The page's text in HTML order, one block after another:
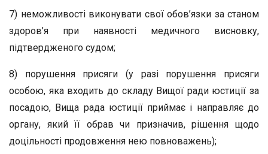
7) неможливості виконувати свої обов’язки за станом
здоров’я при наявності медичного висновку,
підтвердженого судом;
8) порушення присяги (у разі порушення присяги
особою, яка входить до складу Вищої ради юстиції за
посадою, Вища рада юстиції приймає і направляє до
органу, який її обрав чи призначив, рішення щодо
доцільності продовження нею повноважень);